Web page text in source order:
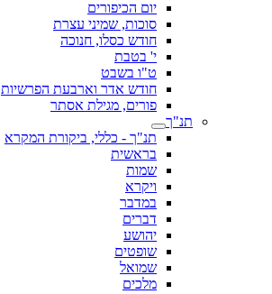
יום הכיפורים
סוכות, שמיני עצרת
חודש כסלו, חנוכה
י' בטבת
ט"ו בשבט
חודש אדר וארבעת הפרשיות
פורים, מגילת אסתר
תנ"ך
תנ"ך - כללי, ביקורת המקרא
בראשית
שמות
ויקרא
במדבר
דברים
יהושע
שופטים
שמואל
מלכים